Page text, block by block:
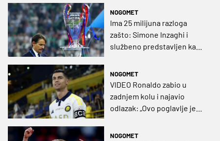
NOGOMET
Ima 25 milijuna razloga
zašto: Simone Inzaghi i
službeno predstavljen kao
NOGOMET
VIDEO Ronaldo zabio u
zadnjem kolu i najavio
odlazak: „Ovo poglavlje je
NOGOMET